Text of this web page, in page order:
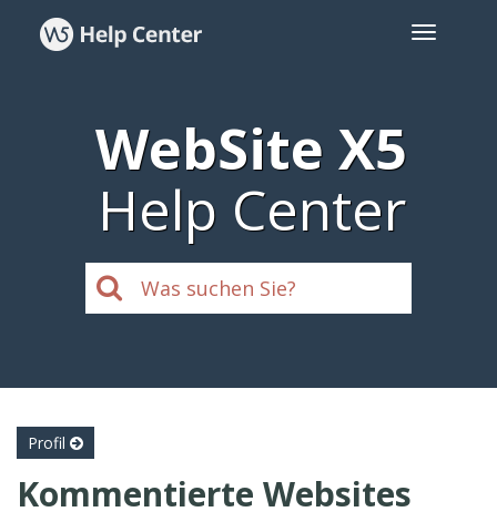
WebSite X5
Help Center
Profil
Kommentierte Websites